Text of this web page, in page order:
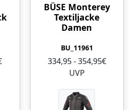
BÜSE Monterey
Textiljacke
Damen
BU_11961
334,95 - 354,95€
UVP